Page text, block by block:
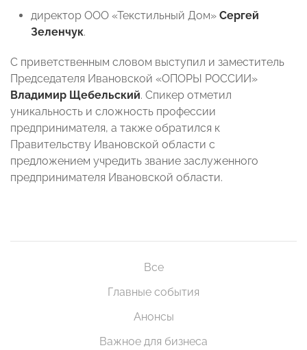
директор ООО «Текстильный Дом» Сергей
Зеленчук.
С приветственным словом выступил и заместитель
Председателя Ивановской «ОПОРЫ РОССИИ»
Владимир Щебельский. Спикер отметил
уникальность и сложность профессии
предпринимателя, а также обратился к
Правительству Ивановской области с
предложением учредить звание заслуженного
предпринимателя Ивановской области.
Все
Главные события
Анонсы
Важное для бизнеса